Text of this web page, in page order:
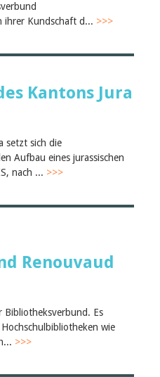
ihrer Kundschaft d... >>>
Kantons Jura
setzt sich die
Aufbau eines jurassischen
nach ... >>>
Renouvaud
Bibliotheksverbund. Es
wie
>>>